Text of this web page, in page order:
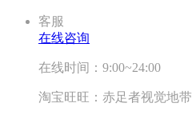
客服
在线咨询
在线时间：9:00~24:00
淘宝旺旺：赤足者视觉地带